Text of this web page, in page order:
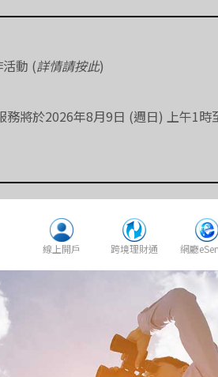
動 (詳情請按此)
將於2026年8月9日 (週日) 上午1
線上開戶 跨境理財通 網廳